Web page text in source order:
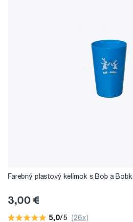
Farebný plastový kelímok s Bob a
3,00 €
5,0/5 (26x)